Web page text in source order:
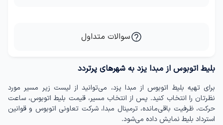
سوالات متداول
بلیط اتوبوس از مبدا یزد به شهرهای پرتردد
برای تهیه بلیط اتوبوس از مبدا یزد، می‌توانید از لیست زیر مسیر مورد
نظرتان را انتخاب کنید. پس از انتخاب مسیر، قیمت بلیط اتوبوس، ساعت
حرکت، ظرفیت باقی‌مانده، ترمینال مبدا، شرکت تعاونی اتوبوس و قوانین
استرداد بلیط نمایش داده می‌شود.